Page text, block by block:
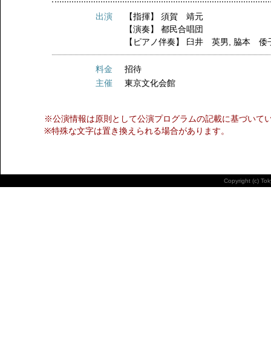
出演 【指揮】須賀 靖元
【演奏】都民合唱団
【ピアノ伴奏】 臼井 英男 脇本 倭
料金
招待
主催
東京文化会館
※公演情報は原則として公演プログラムの記載に基づいて
※特殊な文字は置き換えられる場合があります。
Copyright (c)